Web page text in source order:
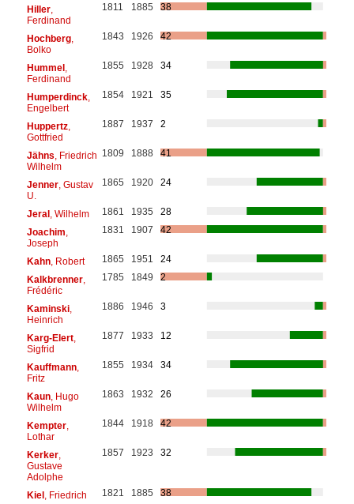
Hiller,
Ferdinand
1811 1885 38
Hochberg,
Bolko
1843 1926 42
Hummel,
Ferdinand
1855 1928 34
Humperdinck,
Engelbert
1854 1921 35
Huppertz,
Gottfried
1887 1937 2
Jähns , Friedrich
Wilhelm
1809 1888 41
Jenner, Gustav
U.
1865 1920 24
Jeral, Wilhelm 1861 1935
28
Joachim
Joseph
1831 1907 42
Kahn, Robert 1865 1951
24
Kalkbrenner,
Frédéric
1785 1849 2
Kaminski,
Heinrich
1886 1946 3
Karg-Elert,
Sigfrid
1877 1933 12
Kauffmann,
Fritz
1855 1934 34
Kaun, Hugo
Wilhelm
1863 1932 26
Kempter,
Lothar
1844 1918 42
Kerker,
Gustave
Adolphe
1857 1923 32
Kiel, Friedrich 1821 1885
38